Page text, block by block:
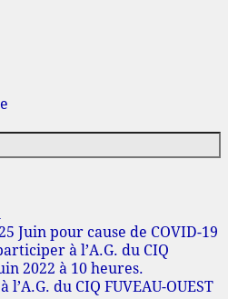
Juin pour cause de COVID-19
à l’A.G. du CIQ
2022 à 10 heures.
du CIQ FUVEAU-OUEST